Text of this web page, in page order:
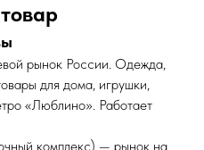
рынок России. Одежда,
для дома, игрушки,
«Люблино». Работает
комплекс) — рынок на